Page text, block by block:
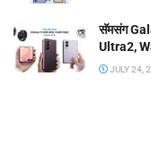
सॅमसंग
Ultra2,
JULY 24,